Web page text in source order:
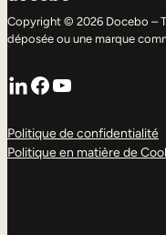
Copyright © 2026 Docebo –
déposée ou une marque
LinkedIn
Facebook
YouTube
Politique de confidentialité
Politique en matière de